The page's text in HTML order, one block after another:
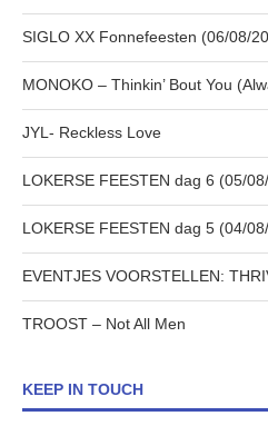
SIGLO XX Fonnefeesten (06/08/
MONOKO – Thinkin’ Bout You
JYL- Reckless Love
LOKERSE FEESTEN dag 6 (05/
LOKERSE FEESTEN dag 5 (04/
EVENTJES VOORSTELLEN:
TROOST – Not All Men
KEEP IN TOUCH